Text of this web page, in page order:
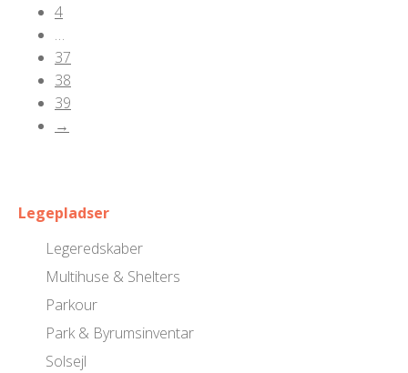
4
…
37
38
39
→
Legepladser
Legeredskaber
Multihuse & Shelters
Parkour
Park & Byrumsinventar
Solsejl